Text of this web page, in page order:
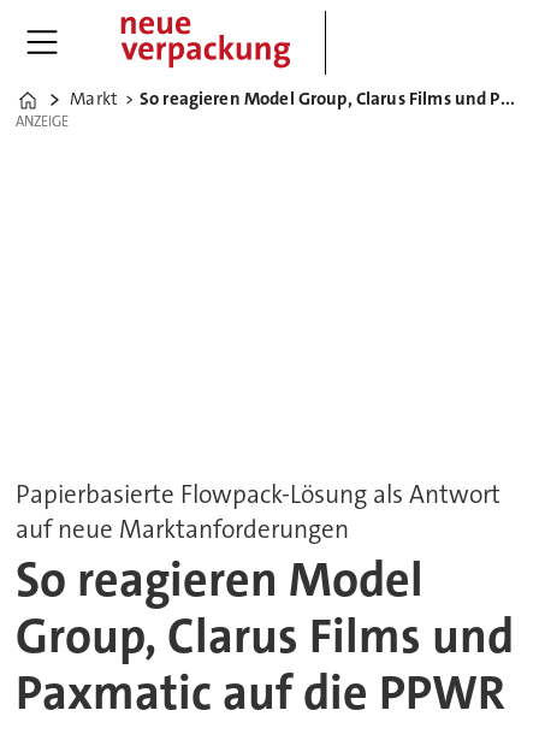
Home
Markt So reagieren Model Group, Clarus Films und Paxmatic auf die PPWR
ANZEIGE
ANZEIGE
Papierbasierte Flowpack-Lösung als Antwort
auf neue Marktanforderungen
So reagieren Model
Group, Clarus Films und
Paxmatic auf die PPWR